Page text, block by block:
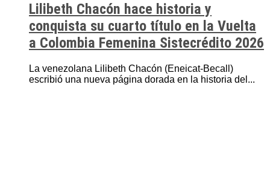
Lilibeth Chacón hace historia y
conquista su cuarto título en la Vuelta
a Colombia Femenina Sistecrédito 2026
La venezolana Lilibeth Chacón (Eneicat-Becall)
escribió una nueva página dorada en la historia del...